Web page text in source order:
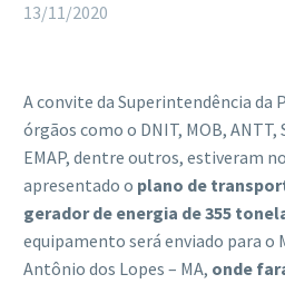
13/11/2020
A convite da Superintendência da
órgãos como o DNIT, MOB, ANTT,
EMAP, dentre outros, estiveram
apresentado o plano de
gerador de energia de 355
equipamento será enviado para o
Antônio dos Lopes – MA, onde